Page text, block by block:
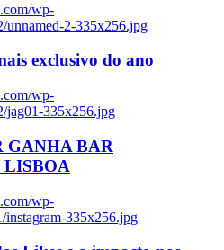
wp-
unnamed-2-335x256.jpg
exclusivo do ano
wp-
jag01-335x256.jpg
GANHA BAR
wp-
instagram-335x256.jpg